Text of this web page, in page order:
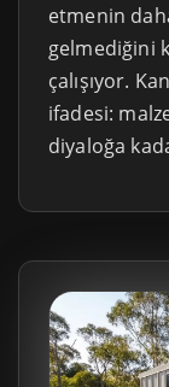
etmenin
gelmediğini
çalışıyor.
ifadesi:
diyaloğa